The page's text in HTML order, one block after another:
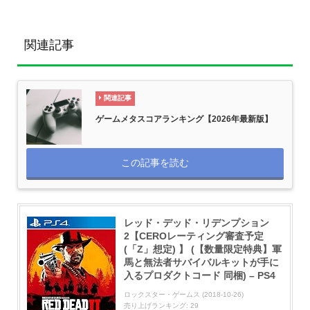
関連記事
関連記事
ゲームメタスコアランキング【2026年最新版】
この記事を読む
レッド・デッド・リデンプション
2【CEROレーティング審査予定
(「Z」想定) 】 (【数量限定特典】軍
馬と無法者サバイバルキットが手に
入るプロダクトコード 同梱) – PS4
ロックスター・ゲームス (2018-10-26)
売り上げランキング: 29